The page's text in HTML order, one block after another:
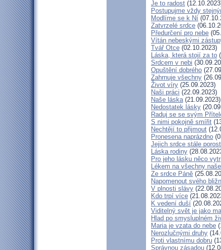
Je to radost
Postupujme vždy
Modlíme se k Ní
Zatvrzelé srdce
Předurčení pro nebe
Vítán nebeskými
Tvář Otce (02.10.2023)
Láska, která stojí za to
Srdcem v nebi
Opuštění dobrého
Zahrnuje všechny
Život víry (25.09.2023)
Naši práci (22.09.2023)
Naše láska(21.09.2023)
Nedostatek lásky
Raduj se se svým
S nimi pokojně smířit
Nechtějí to přijmout
Pronesena naprázdno
Jejich srdce stále
Láska rodiny
Pro jeho lásku něco
Lékem na všechny
Ze srdce Páně
Napomenout svého
V plnosti slávy
Kdo trpí více
K vedení duší
Viditelný svět je jako
Hlad po smysluplném
Maria je vzata do nebe
Nerozlučnými druhy
Proti vlastnímu dobru
Správnou zásadou